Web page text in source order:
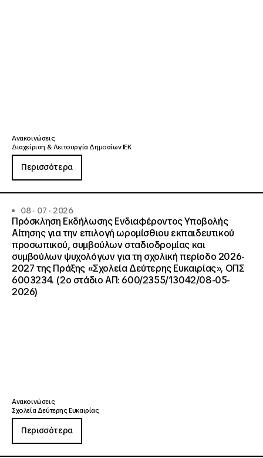
Ανακοινώσεις
Διαχείριση & Λειτουργία Δημοσίων ΙΕΚ
Περισσότερα
08 · 07 · 2026
Πρόσκληση Εκδήλωσης Ενδιαφέροντος Υποβολής
Αίτησης για την επιλογή ωρομίσθιου εκπαιδευτικού
προσωπικού, συμβούλων σταδιοδρομίας και
συμβούλων ψυχολόγων για τη σχολική περίοδο 2026-
2027 της Πράξης «Σχολεία Δεύτερης Ευκαιρίας», ΟΠΣ
6003234. (2ο στάδιο ΑΠ: 600/2355/13042/08-05-
2026)
Ανακοινώσεις
Σχολεία Δεύτερης Ευκαιρίας
Περισσότερα